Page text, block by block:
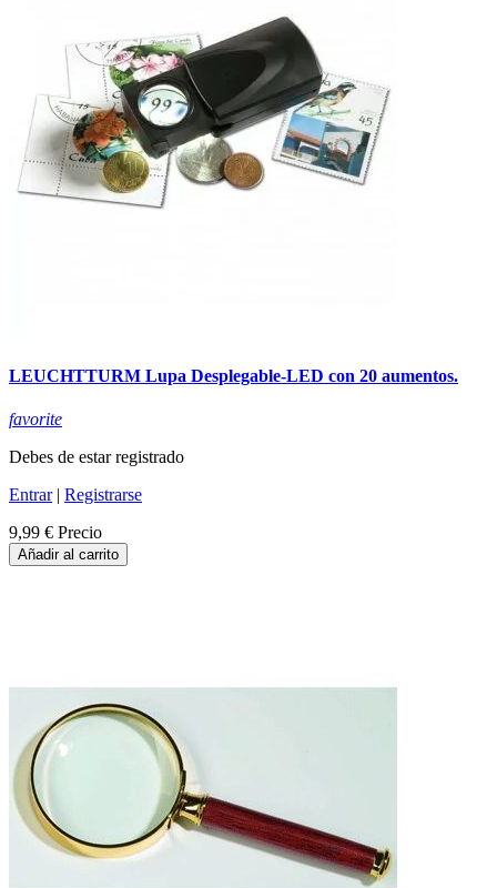
LEUCHTTURM Lupa Desplegable-LED con 20 aumentos.
favorite
Debes de estar registrado
Entrar| Registrarse
9,99 € Precio
Añadir al carrito